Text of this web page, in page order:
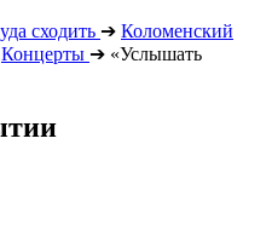
сходить ➔ Коломенский
Концерты ➔ «Услышать